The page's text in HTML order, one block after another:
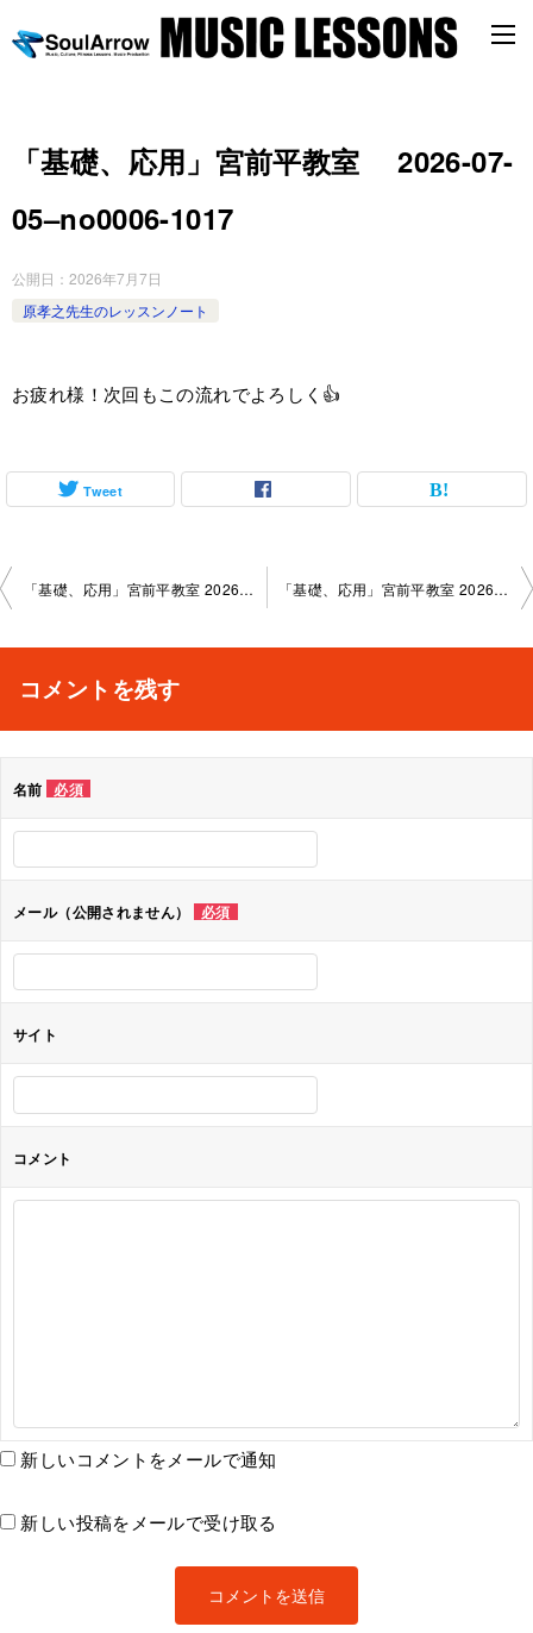
「基礎、応用」宮前平教室 2026-07-
05–no0006-1017
公開日： 2026年7月7日
原孝之先生のレッスンノート
お疲れ様！次回もこの流れでよろしく👍
Tweet
投
ビ
シ
ョ
ン
「基礎、応用」宮前平教室 2026-06-12–no0006-1083 「基礎、応用」宮前平教室 2026-07-11–no0006-1083
コメントを残す
名前 必須
メール（公開されません） 必須
サイト
コメント
新しいコメントをメールで通知
新しい投稿をメールで受け取る